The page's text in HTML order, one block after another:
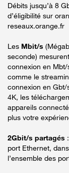
Débits jusqu’à 8
d’éligibilité sur
reseaux.orange.fr
Les Mbit/s
seconde)
connexion en
comme le
connexion en
4K, les
appareils
plus votre
2Gbit/s partagés
port Ethernet,
l’ensemble des